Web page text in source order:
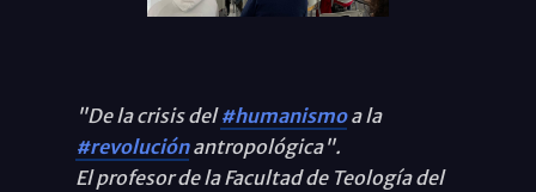
"De la crisis del#humanismoa la
#revoluciónantropológica".
El profesor de la Facultad de Teología del